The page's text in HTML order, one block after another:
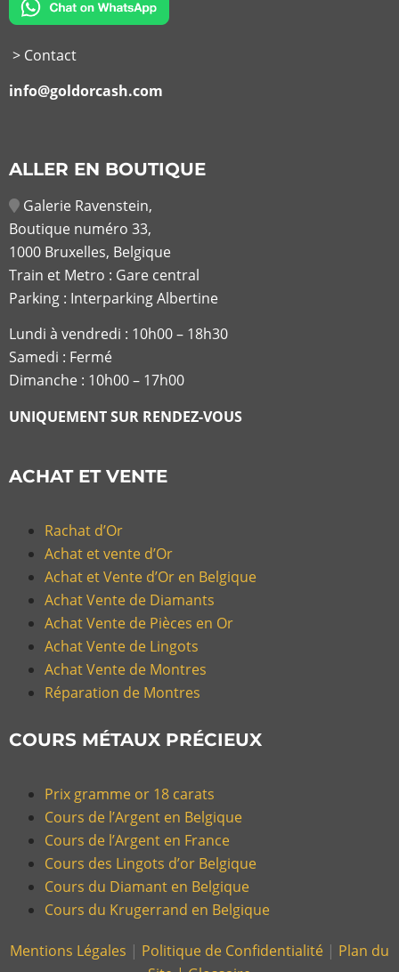
> Contact
info@goldorcash.com
ALLER EN BOUTIQUE
Galerie Ravenstein,
Boutique numéro 33,
1000 Bruxelles, Belgique
Train et Metro : Gare central
Parking : Interparking Albertine
Lundi à vendredi : 10h00 – 18h30
Samedi : Fermé
Dimanche : 10h00 – 17h00
UNIQUEMENT SUR RENDEZ-VOUS
ACHAT ET VENTE
Rachat d’Or
Achat et vente d’Or
Achat et Vente d’Or en Belgique
Achat Vente de Diamants
Achat Vente de Pièces en Or
Achat Vente de Lingots
Achat Vente de Montres
Réparation de Montres
COURS MÉTAUX PRÉCIEUX
Prix gramme or 18 carats
Cours de l’Argent en Belgique
Cours de l’Argent en France
Cours des Lingots d’or Belgique
Cours du Diamant en Belgique
Cours du Krugerrand en Belgique
Mentions Légales | Politique de Confidentialité | Plan du